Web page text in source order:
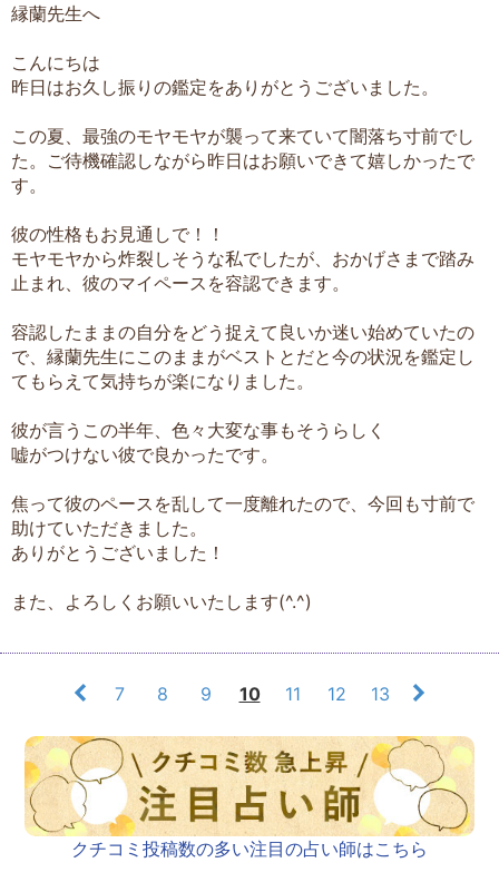
縁蘭先生へ
こんにちは
昨日はお久し振りの鑑定をありがとうございました。
この夏、最強のモヤモヤが襲って来ていて闇落ち寸前でし
た。ご待機確認しながら昨日はお願いできて嬉しかったで
す。
彼の性格もお見通しで！！
モヤモヤから炸裂しそうな私でしたが、おかげさまで踏み
止まれ、彼のマイペースを容認できます。
容認したままの自分をどう捉えて良いか迷い始めていたの
で、縁蘭先生にこのままがベストとだと今の状況を鑑定し
てもらえて気持ちが楽になりました。
彼が言うこの半年、色々大変な事もそうらしく
嘘がつけない彼で良かったです。
焦って彼のペースを乱して一度離れたので、今回も寸前で
助けていただきました。
ありがとうございました！
また、よろしくお願いいたします(^.^)
7 8 9 10 11 12 13
クチコミ投稿数の多い注目の占い師はこちら